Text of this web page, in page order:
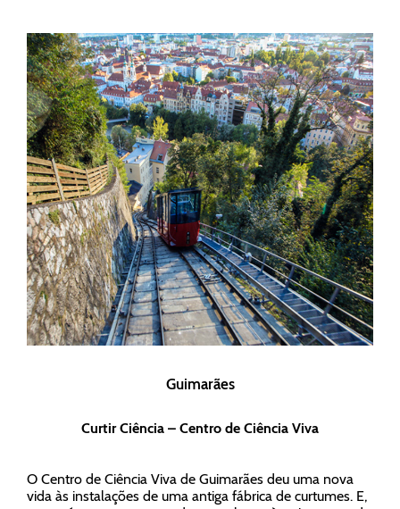
Guimarães
Curtir Ciência – Centro de Ciência Viva
O Centro de Ciência Viva de Guimarães deu uma nova
vida às instalações de uma antiga fábrica de curtumes. E,